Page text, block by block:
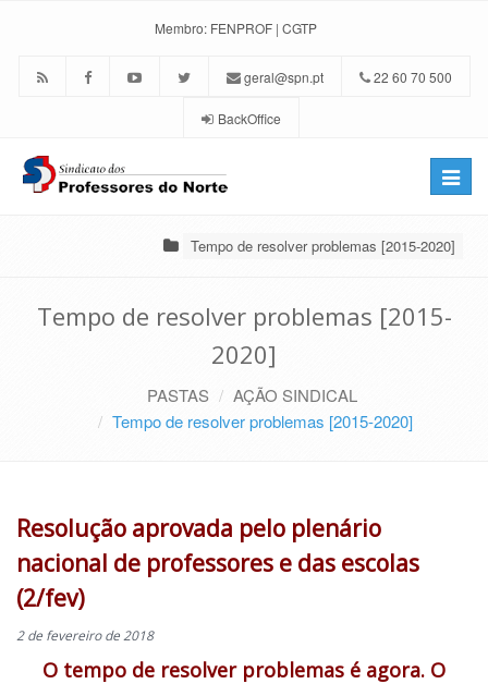
Membro: FENPROF | CGTP
geral@spn.pt 22 60 70 500
BackOffice
Toggle
Tempo de resolver problemas [2015-2020]
Tempo de resolver problemas [2015-
2020]
PASTAS
AÇÃO SINDICAL
Tempo de resolver problemas [2015-2020]
Resolução aprovada pelo plenário
nacional de professores e das escolas
(2/fev)
2 de fevereiro de 2018
O tempo de resolver problemas é agora. O